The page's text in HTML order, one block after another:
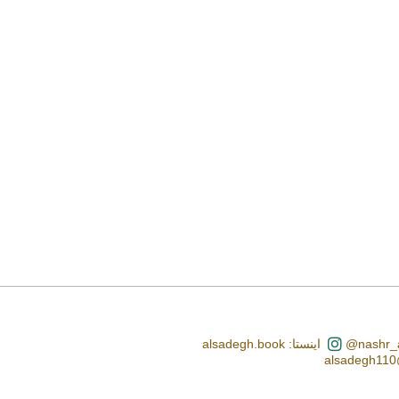
اینستا: alsadegh.book